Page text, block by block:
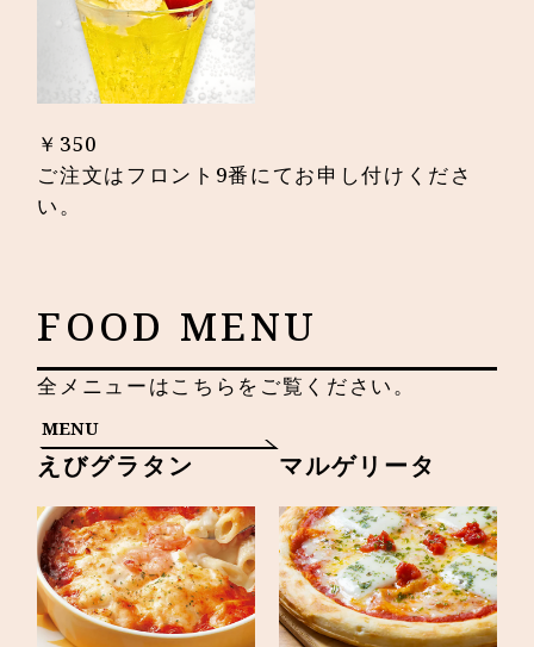
￥350
ご注文はフロント9番にてお申し付けくださ
い。
FOOD MENU
全メニューはこちらをご覧ください。
MENU
えびグラタン マルゲリータ